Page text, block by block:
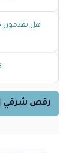
هل تقدمون
رقص شرقي